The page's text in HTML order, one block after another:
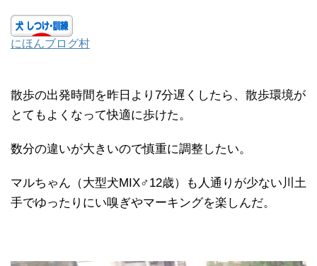
にほんブログ村
散歩の出発時間を昨日より7分遅くしたら、散歩環境が
とてもよくなって快適に歩けた。
数分の違いが大きいので慎重に調整したい。
マルちゃん（大型犬MIX♂12歳）も人通りが少ない川土
手でゆったりにい嗅ぎやマーキングを楽しんだ。